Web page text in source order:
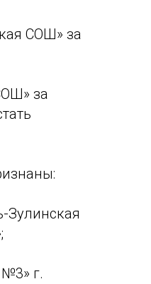
СОШ» за
за
Зулинская
г.